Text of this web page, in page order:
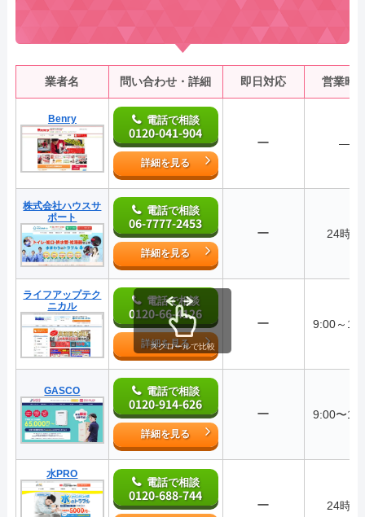
業者名 問い合わせ・詳細 即日対応 営業時
Benry 電話で相談
0120-041-904
詳細を見る
ー ―
株式会社ハウスサ
ポート
電話で相談
06-7777-2453
詳細を見る
ー 24時間
ライフアップテク
ニカル
電話で相談
0120-66-4126
詳細を見る
ー 9:00～
GASCO 電話で相談
0120-914-626
詳細を見る
ー 9:00〜
水PRO
電話で相談
0120-688-744
ー 24時間
スクロールで比較